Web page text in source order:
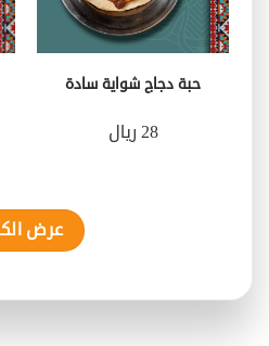
حبة دجاج شواية سادة
28 ريال
عرض